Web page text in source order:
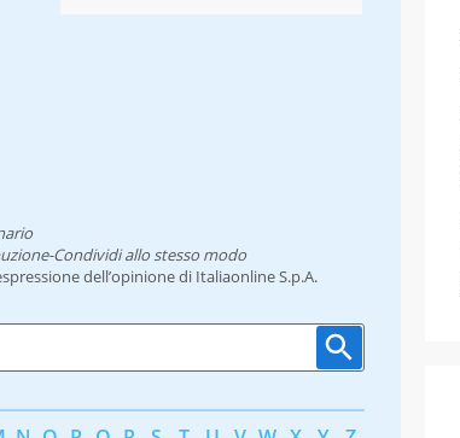
Condividi allo stesso modo
dell’opinione di Italiaonline S.p.A.